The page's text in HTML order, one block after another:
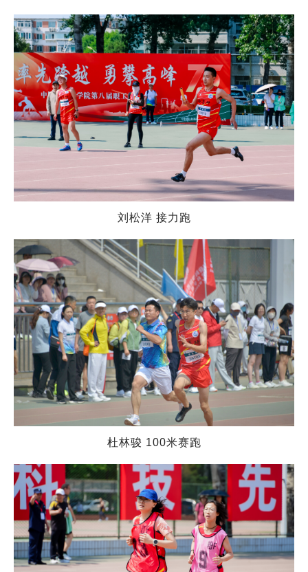
刘松洋 接力跑
杜林骏 100米赛跑